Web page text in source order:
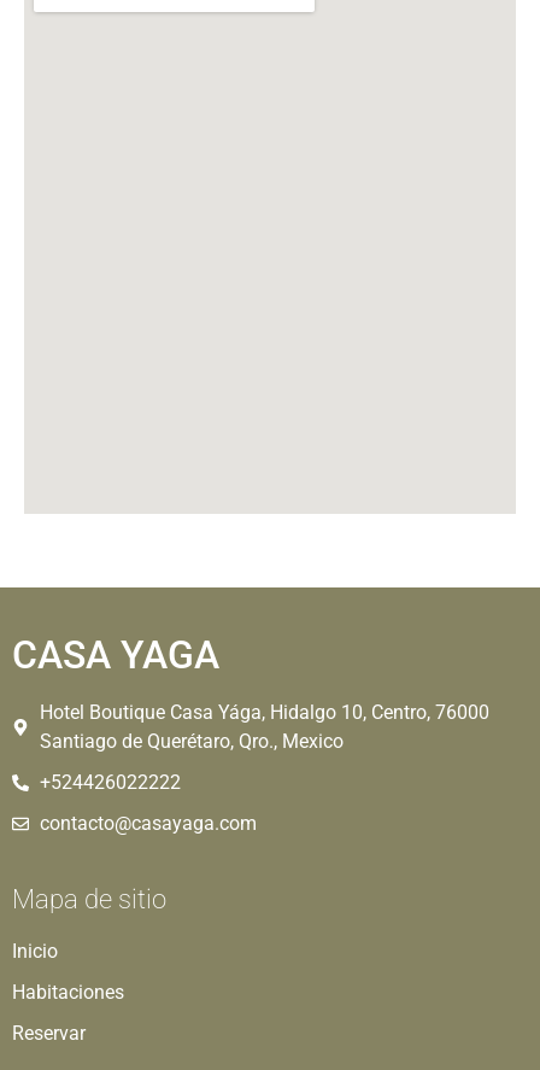
CASA YAGA
Hotel Boutique Casa Yága, Hidalgo 10, Centro, 76000
Santiago de Querétaro, Qro., Mexico
+524426022222
contacto@casayaga.com
Mapa de sitio
Inicio
Habitaciones
Reservar